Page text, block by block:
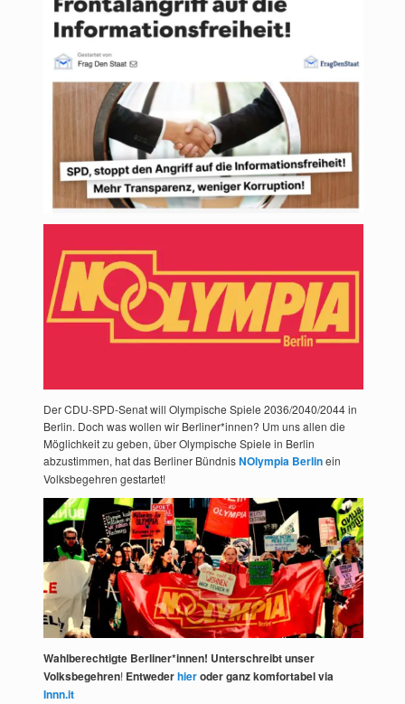
Der CDU-SPD-Senat will Olympische Spiele 2036/2040/2044 in
Berlin. Doch was wollen wir Berliner*innen? Um uns allen die
Möglichkeit zu geben, über Olympische Spiele in Berlin
abzustimmen, hat das Berliner BündnisNOlympia Berlinein
Volksbegehren gestartet!
Wahlberechtigte Berliner*innen! Unterschreibt unser
Volksbegehren! Entwederhieroder ganz komfortabel via
Innn.it